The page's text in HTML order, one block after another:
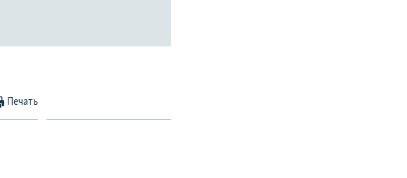
Печать